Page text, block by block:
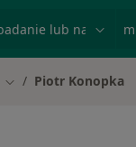
Zmień miasto
Piotr Konopka